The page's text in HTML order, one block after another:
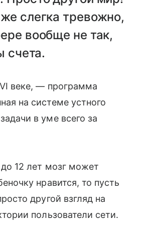
слегка тревожно,
вообще не так,
счета.
веке, — программа
на системе устного
в уме всего за
12 лет мозг может
нравится, то пусть
другой взгляд на
пользователи сети.